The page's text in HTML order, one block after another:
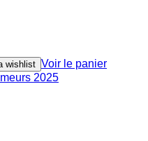
wishlist Voir le panier
2025